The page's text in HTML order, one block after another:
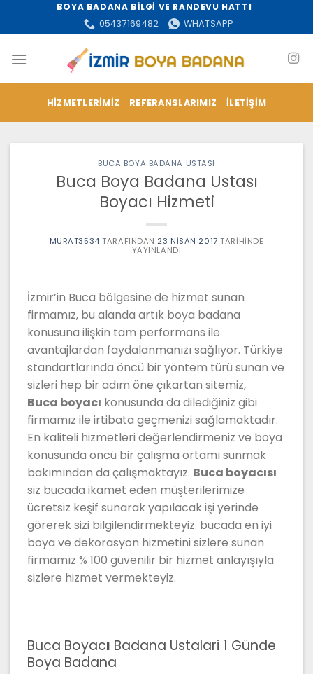
BOYA BADANA BİLGİ VE RANDEVU HATTI
05437169482
WHATSAPP
HIZMETLERIMIZ REFERANSLARIMIZ İLETIŞIM
BUCA BOYA BADANA USTASI
Buca Boya Badana Ustası
Boyacı Hizmeti
MURAT3534 TARAFINDAN 23 NISAN 2017 TARIHINDE
YAYINLANDI
İzmir’in Buca bölgesine de hizmet sunan
firmamız, bu alanda artık boya badana
konusuna ilişkin tam performans ile
avantajlardan faydalanmanızı sağlıyor. Türkiye
standartlarında öncü bir yöntem türü sunan ve
sizleri hep bir adım öne çıkartan sitemiz,
Buca boyacı konusunda da dilediğiniz gibi
firmamız ile irtibata geçmenizi sağlamaktadır.
En kaliteli hizmetleri değerlendirmeniz ve boya
konusunda öncü bir çalışma ortamı sunmak
bakımından da çalışmaktayız. Buca boyacısı
siz bucada ikamet eden müşterilerimize
ücretsiz keşif sunarak yapılacak işi yerinde
görerek sizi bilgilendirmekteyiz. bucada en iyi
boya ve dekorasyon hizmetini sizlere sunan
firmamız % 100 güvenilir bir hizmet anlayışıyla
sizlere hizmet vermekteyiz.
Buca Boyacı Badana Ustalari 1 Günde
Boya Badana